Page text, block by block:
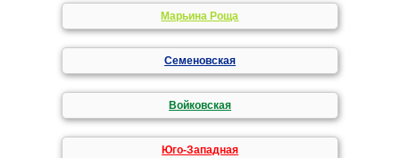
Марьина Роща
Семеновская
Войковская
Юго-Западная